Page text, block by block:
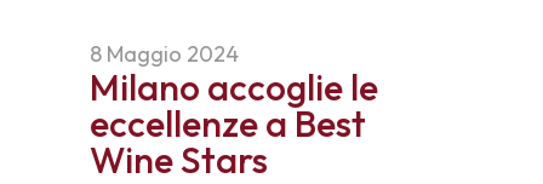
8 Maggio 2024
Milano accoglie le
eccellenze a Best
Wine Stars